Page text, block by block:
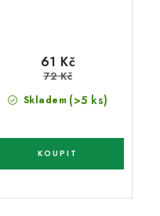
Skladem (>5 ks)
61 Kč
72 Kč